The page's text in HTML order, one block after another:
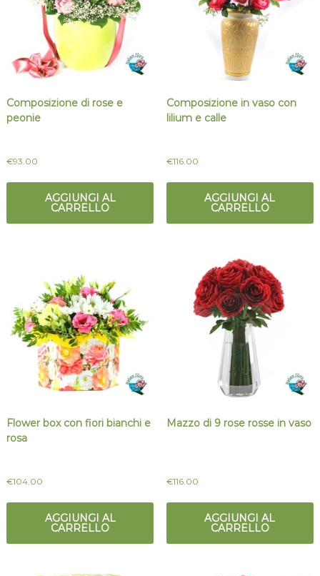
Composizione di rose e
peonie
€93.00
AGGIUNGI AL
CARRELLO
Composizione in vaso con
lilium e calle
€116.00
AGGIUNGI AL
CARRELLO
Flower box con fiori bianchi e
rosa
€104.00
AGGIUNGI AL
CARRELLO
Mazzo di 9 rose rosse in vaso
€116.00
AGGIUNGI AL
CARRELLO